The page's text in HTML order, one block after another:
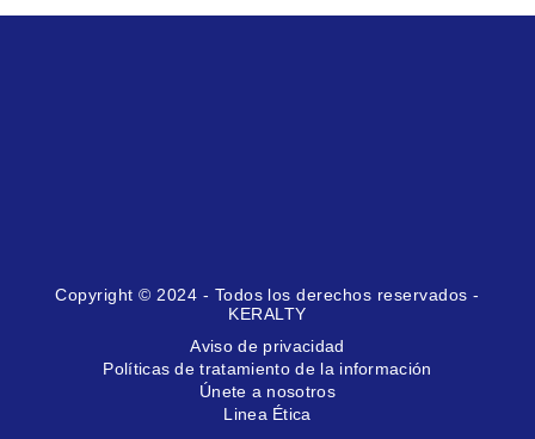
Copyright © 2024 - Todos los derechos reservados -
KERALTY
Aviso de privacidad
Políticas de tratamiento de la información
Únete a nosotros
Linea Ética